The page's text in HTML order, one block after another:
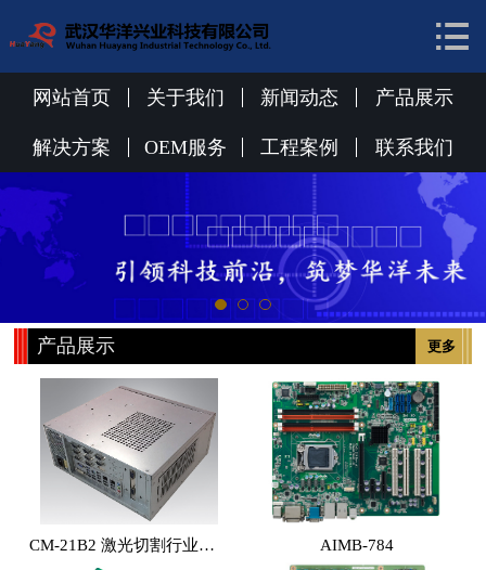
关于我们
新闻动态
解决方案
OEM服务
工程案例
联系我们

网站首页 关于我们 新闻动态 产品展示
解决方案 OEM服务 工程案例 联系我们
更多
产品展示
CM-21B2 激光切割行业专用工控机 （体积小，性能高，价格实惠） AIMB-784